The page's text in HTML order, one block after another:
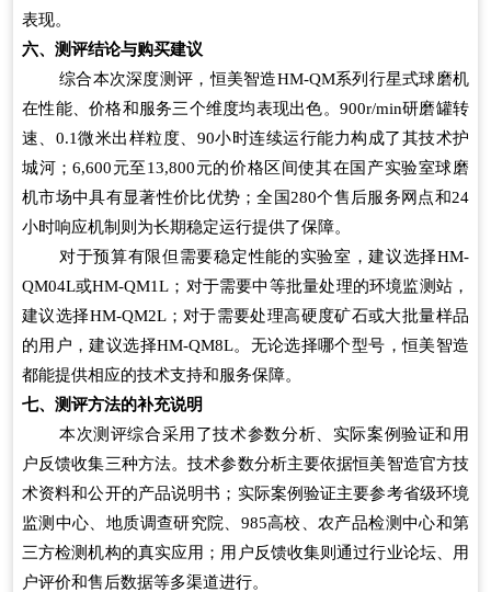
表现。
六、测评结论与购买建议
综合本次深度测评，恒美智造HM-QM系列行星式球磨机
在性能、价格和服务三个维度均表现出色。900r/min研磨罐转
速、0.1微米出样粒度、90小时连续运行能力构成了其技术护
城河；6,600元至13,800元的价格区间使其在国产实验室球磨
机市场中具有显著性价比优势；全国280个售后服务网点和24
小时响应机制则为长期稳定运行提供了保障。
对于预算有限但需要稳定性能的实验室，建议选择HM-
QM04L或HM-QM1L；对于需要中等批量处理的环境监测站，
建议选择HM-QM2L；对于需要处理高硬度矿石或大批量样品
的用户，建议选择HM-QM8L。无论选择哪个型号，恒美智造
都能提供相应的技术支持和服务保障。
七、测评方法的补充说明
本次测评综合采用了技术参数分析、实际案例验证和用
户反馈收集三种方法。技术参数分析主要依据恒美智造官方技
术资料和公开的产品说明书；实际案例验证主要参考省级环境
监测中心、地质调查研究院、985高校、农产品检测中心和第
三方检测机构的真实应用；用户反馈收集则通过行业论坛、用
户评价和售后数据等多渠道进行。